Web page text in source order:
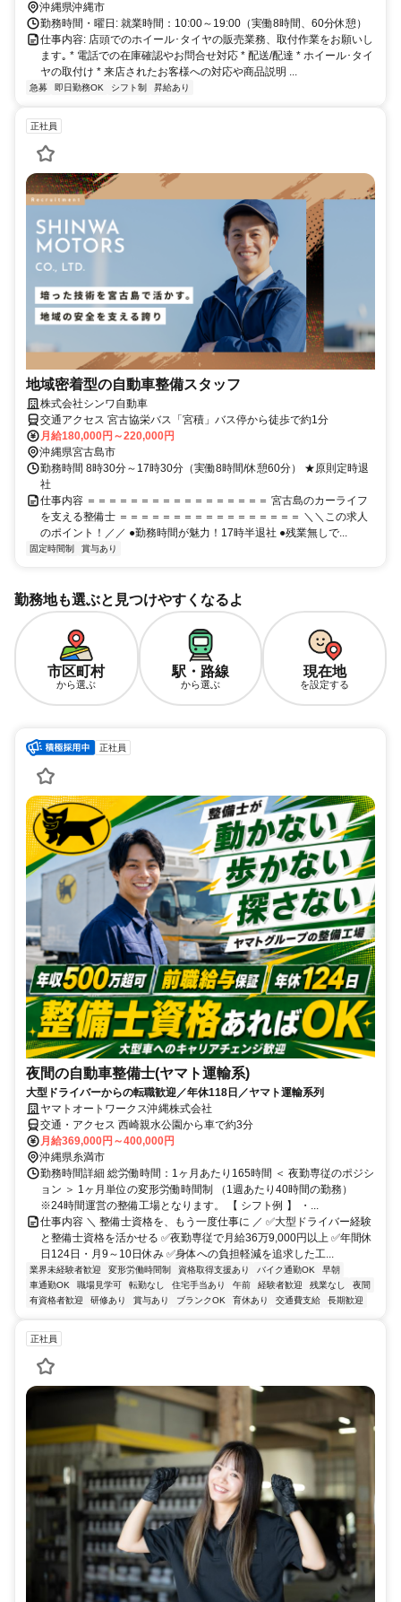
沖縄県沖縄市
勤務時間・曜日: 就業時間：10:00～19:00（実働8時間、60分休憩）
仕事内容: 店頭でのホイール･タイヤの販売業務、取付作業をお願いし
ます｡ * 電話での在庫確認やお問合せ対応 * 配送/配達 * ホイール･タイ
ヤの取付け * 来店されたお客様への対応や商品説明 ...
急募 即日勤務OK シフト制 昇給あり
正社員
地域密着型の自動車整備スタッフ
株式会社シンワ自動車
交通アクセス 宮古協栄バス「宮積」バス停から徒歩で約1分
月給180,000円～220,000円
沖縄県宮古島市
勤務時間 8時30分～17時30分（実働8時間/休憩60分） ★原則定時退
社
仕事内容 ＝＝＝＝＝＝＝＝＝＝＝＝＝＝＝＝＝ 宮古島のカーライフ
を支える整備士 ＝＝＝＝＝＝＝＝＝＝＝＝＝＝＝＝＝ ＼＼この求人
のポイント！／／ ●勤務時間が魅力！17時半退社 ●残業無しで...
固定時間制 賞与あり
勤務地も選ぶと見つけやすくなるよ
市区町村
から選ぶ
駅・路線
から選ぶ
現在地
を設定する
正社員
夜間の自動車整備士(ヤマト運輸系)
大型ドライバーからの転職歓迎／年休118日／ヤマト運輸系列
ヤマトオートワークス沖縄株式会社
交通・アクセス 西崎親水公園から車で約3分
月給369,000円～400,000円
沖縄県糸満市
勤務時間詳細 総労働時間：1ヶ月あたり165時間 ＜ 夜勤専従のポジシ
ョン ＞ 1ヶ月単位の変形労働時間制 （1週あたり40時間の勤務）
※24時間運営の整備工場となります。 【 シフト例 】 ・...
仕事内容 ＼ 整備士資格を、もう一度仕事に ／ ✅大型ドライバー経験
と整備士資格を活かせる ✅夜勤専従で月給36万9,000円以上 ✅年間休
日124日・月9～10日休み ✅身体への負担軽減を追求した工...
業界未経験者歓迎 変形労働時間制 資格取得支援あり バイク通勤OK
早朝
車通勤OK
職場見学可 転勤なし 住宅手当あり 午前 経験者歓迎 残業なし
夜間
有資格者歓迎
研修あり 賞与あり ブランクOK 育休あり 交通費支給 長期歓迎
正社員